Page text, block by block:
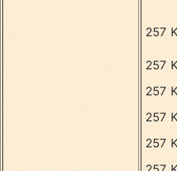
257
257
257
257
257